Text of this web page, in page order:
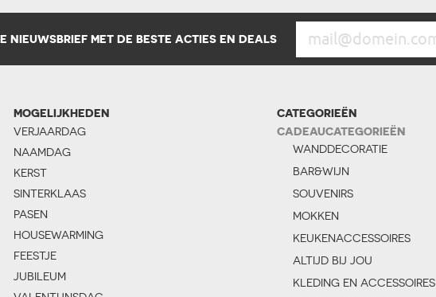
NIEUWSBRIEF MET DE BESTE ACTIES EN DEALS
MOGELIJKHEDEN
VERJAARDAG
NAAMDAG
KERST
SINTERKLAAS
PASEN
HOUSEWARMING
FEESTJE
JUBILEUM
CATEGORIEËN
CADEAUCATEGORIEËN
WANDDECORATIE
BAR&WIJN
SOUVENIRS
MOKKEN
KEUKENACCESSOIRES
ALTIJD BIJ JOU
KLEDING EN ACCESSOIRES